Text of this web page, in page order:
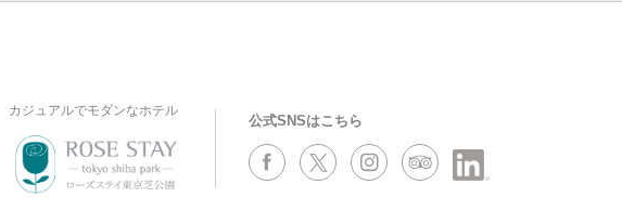
カジュアルでモダンなホテル
公式SNSはこちら